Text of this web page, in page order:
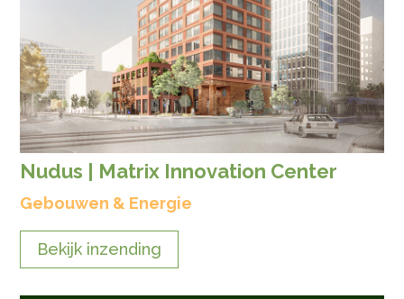
Nudus | Matrix Innovation Center
Gebouwen & Energie
Bekijk inzending